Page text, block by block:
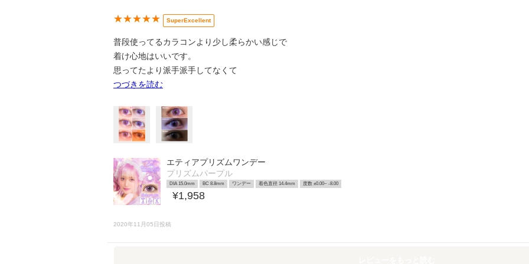
★★★★★ SuperExcellent
普段使ってるカラコンより少し柔らかい感じで
着け心地はいいです。
思ってたより派手派手してなくて
つづきを読む
エティアプリズムワンデー
プリズムパープル
DIA 15.0mm BC 8.8mm ワンデー 着色直径 14.4mm 度数 ±0.00~ -8.00
¥1,958
2020年11月05日投稿